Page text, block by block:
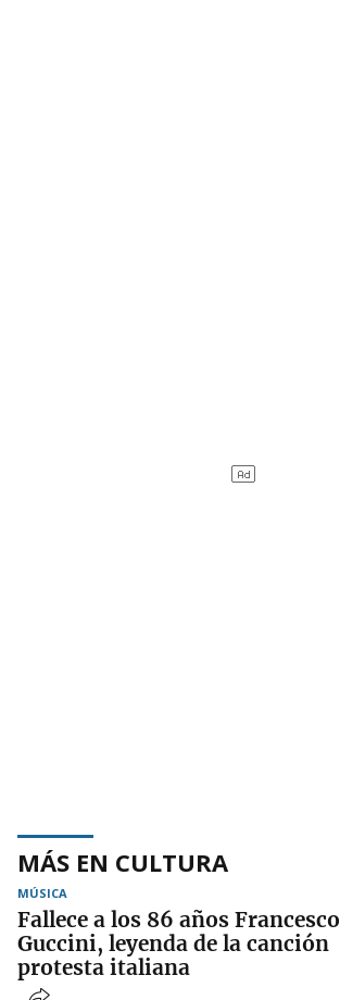
MÁS EN CULTURA
MÚSICA
Fallece a los 86 años Francesco
Guccini, leyenda de la canción
protesta italiana